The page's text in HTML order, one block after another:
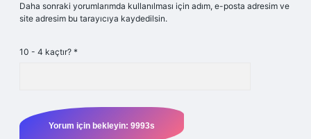
Daha sonraki yorumlarımda kullanılması için adım, e-posta adresim ve
site adresim bu tarayıcıya kaydedilsin.
10 - 4 kaçtır? *